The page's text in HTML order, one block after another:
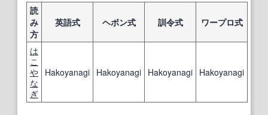
読
み
方
英語式 ヘボン式 訓令式 ワープロ式
は
こ
や
な
ぎ
Hakoyanagi Hakoyanagi Hakoyanagi Hakoyanagi